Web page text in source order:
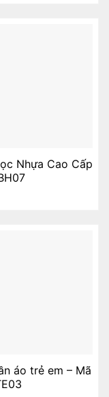
Nhựa Cao Cấp
áo trẻ em – Mã